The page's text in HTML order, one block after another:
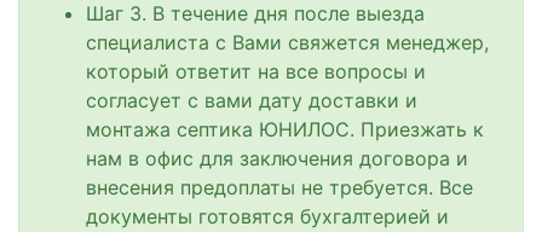
Шаг 3. В течение дня после выезда
специалиста с Вами свяжется менеджер,
который ответит на все вопросы и
согласует с вами дату доставки и
монтажа септика ЮНИЛОС. Приезжать к
нам в офис для заключения договора и
внесения предоплаты не требуется. Все
документы готовятся бухгалтерией и